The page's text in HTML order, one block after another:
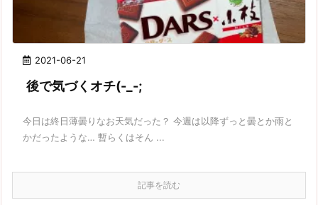
2021-06-21
後で気づくオチ(-_-;
今日は終日薄曇りなお天気だった？ 今週は以降ずっと曇とか雨と
かだったような… 暫らくはそん ...
記事を読む